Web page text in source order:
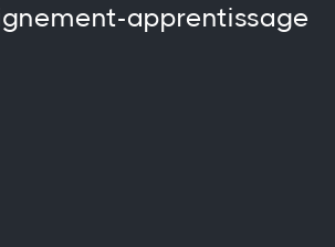
apprentissage